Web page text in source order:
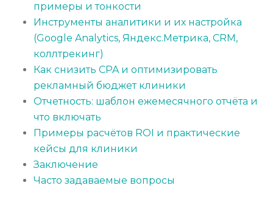
примеры и тонкости
Инструменты аналитики и их настройка
(Google Analytics, Яндекс.Метрика, CRM,
коллтрекинг)
Как снизить CPA и оптимизировать
рекламный бюджет клиники
Отчетность: шаблон ежемесячного отчёта и
что включать
Примеры расчётов ROI и практические
кейсы для клиники
Заключение
Часто задаваемые вопросы